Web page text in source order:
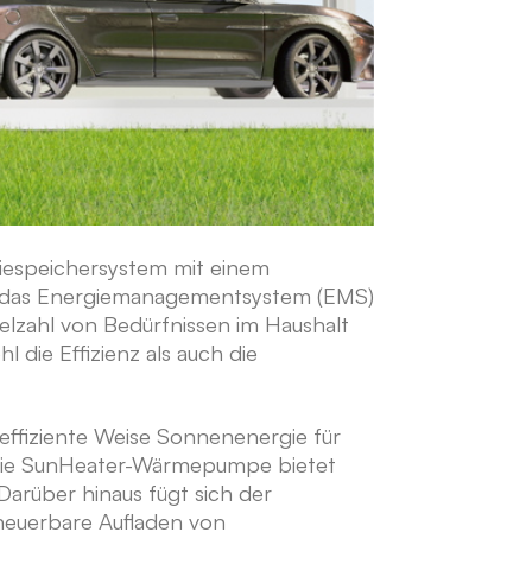
mit einem
Energiemanagementsystem (EMS)
von Bedürfnissen im Haushalt
die Effizienz als auch die
Weise Sonnenenergie für
SunHeater-Wärmepumpe bietet
hinaus fügt sich der
Aufladen von